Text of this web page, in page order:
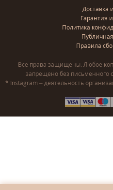
Доставка
Гарантия
Политика
Правила
Все права защищены. Любое
запрещено без письменного
* Instagram – деятельность